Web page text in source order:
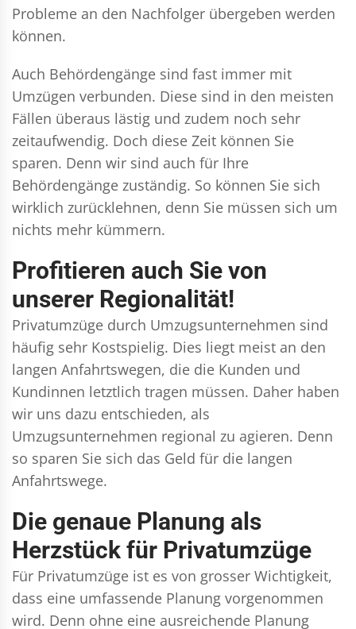
Probleme an den Nachfolger übergeben werden
können.
Auch Behördengänge sind fast immer mit
Umzügen verbunden. Diese sind in den meisten
Fällen überaus lästig und zudem noch sehr
zeitaufwendig. Doch diese Zeit können Sie
sparen. Denn wir sind auch für Ihre
Behördengänge zuständig. So können Sie sich
wirklich zurücklehnen, denn Sie müssen sich um
nichts mehr kümmern.
Profitieren auch Sie von
unserer Regionalität!
Privatumzüge durch Umzugsunternehmen sind
häufig sehr Kostspielig. Dies liegt meist an den
langen Anfahrtswegen, die die Kunden und
Kundinnen letztlich tragen müssen. Daher haben
wir uns dazu entschieden, als
Umzugsunternehmen regional zu agieren. Denn
so sparen Sie sich das Geld für die langen
Anfahrtswege.
Die genaue Planung als
Herzstück für Privatumzüge
Für Privatumzüge ist es von grosser Wichtigkeit,
dass eine umfassende Planung vorgenommen
wird. Denn ohne eine ausreichende Planung